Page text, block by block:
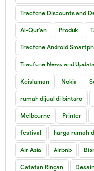
Tracfone Discounts and
Al-Qur'an Produk
Tracfone Android
Tracfone News and
Keislaman Nokia
rumah dijual di bintaro
Melbourne Printer
festival harga rumah
Air Asia Airbnb
Catatan Ringan